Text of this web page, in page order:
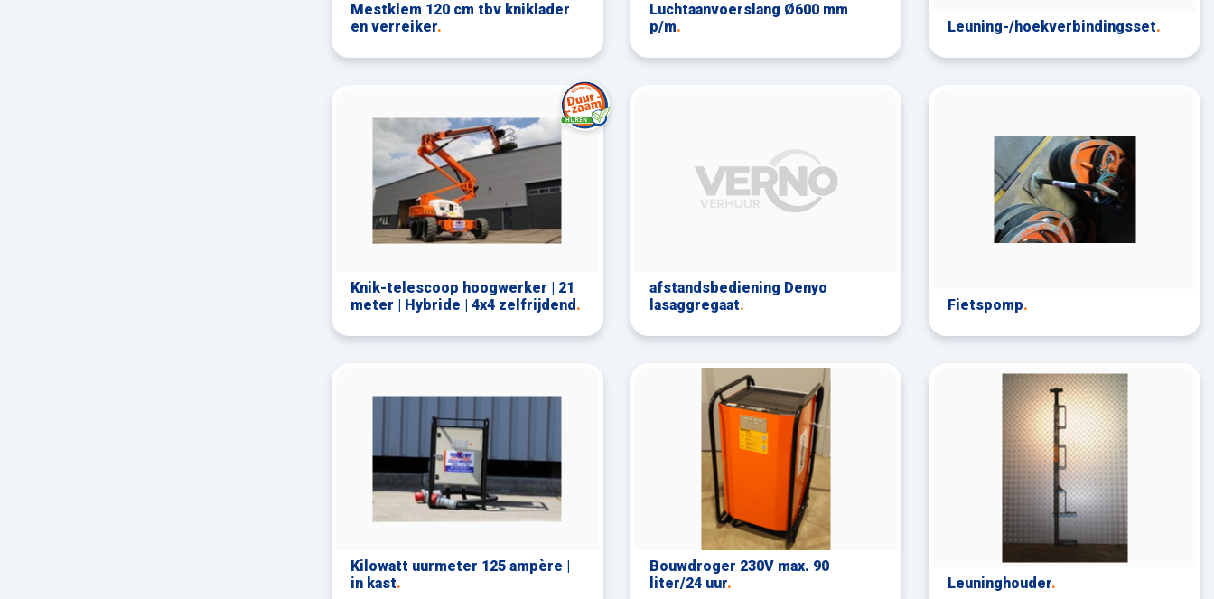
Mestklem 120 cm tbv kniklader
en verreiker.
Luchtaanvoerslang Ø600 mm
p/m. Leuning-/hoekverbindingsset.
Knik-telescoop hoogwerker | 21
meter | Hybride | 4x4 zelfrijdend .
afstandsbediening Denyo
lasaggregaat. Fietspomp.
Kilowatt uurmeter 125 ampère |
in kast.
Bouwdroger 230V max. 90
liter/24 uur. Leuninghouder.